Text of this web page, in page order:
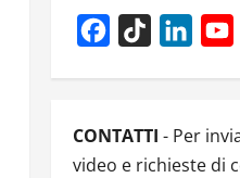
Facebook
TikTok
CONTATTI - Per
video e richieste di